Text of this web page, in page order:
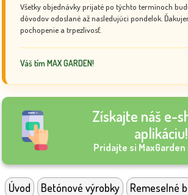
Všetky objednávky prijaté po týchto termínoch
dôvodov odoslané až nasledujúci pondelok.
pochopenie a trpezlivosť.
Váš tím MAX GARDEN!
Získajte náš e-
aplikáciu!
Pridajte si
Úvod Betónové výrobky
Remeselné